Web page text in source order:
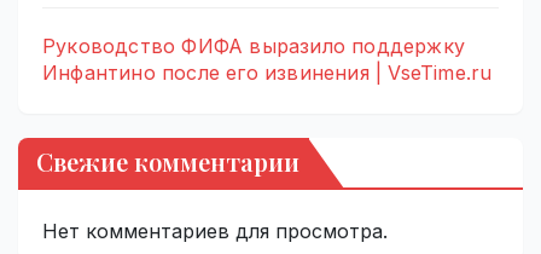
Руководство ФИФА выразило поддержку
Инфантино после его извинения | VseTime.ru
Свежие комментарии
Нет комментариев для просмотра.